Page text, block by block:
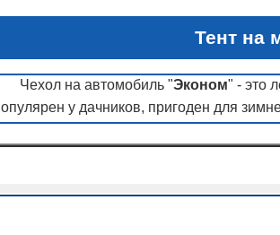
Тент на
Чехол на автомобиль "Эконом" - это
у дачников, пригоден для